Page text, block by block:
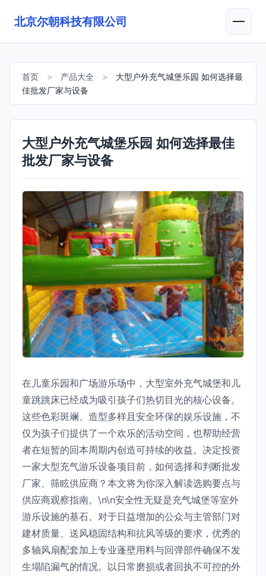
北京尔朝科技有限公司
首页 > 产品大全 >
大型户外充气城堡乐园 如何选择最
佳批发厂家与设备
大型户外充气城堡乐园 如何选择最佳
批发厂家与设备
在儿童乐园和广场游乐场中，大型室外充气城堡和儿
童跳跳床已经成为吸引孩子们热切目光的核心设备。
这些色彩斑斓、造型多样且安全环保的娱乐设施，不
仅为孩子们提供了一个欢乐的活动空间，也帮助经营
者在短暂的回本周期内创造可持续的收益。决定投资
一家大型充气游乐设备项目前，如何选择和判断批发
厂家、筛眩供应商？本文将为你深入解读选购要点与
供应商观察指南。\n\n安全性无疑是充气城堡等室外
游乐设施的基石。对于日益增加的公众与主管部门对
建材质量、送风稳固结构和抗风等级的要求，优秀的
多轴风扇配套加上专业蓬壁用料与回弹部件确保不发
生塌陷漏气的情况。以日常磨损或者回执不可控的外